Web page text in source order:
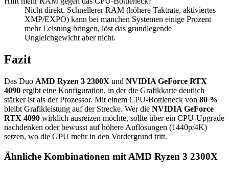
Nicht direkt. Schnellerer RAM (höhere Taktrate, aktiviertes
XMP/EXPO) kann bei manchen Systemen einige Prozent
mehr Leistung bringen, löst das grundlegende
Ungleichgewicht aber nicht.
Fazit
Das Duo AMD Ryzen 3 2300X und NVIDIA GeForce RTX
4090 ergibt eine Konfiguration, in der die Grafikkarte deutlich
stärker ist als der Prozessor. Mit einem CPU-Bottleneck von 80 %
bleibt Grafikleistung auf der Strecke. Wer die NVIDIA GeForce
RTX 4090 wirklich ausreizen möchte, sollte über ein CPU-Upgrade
nachdenken oder bewusst auf höhere Auflösungen (1440p/4K)
setzen, wo die GPU mehr in den Vordergrund tritt.
Ähnliche Kombinationen mit AMD Ryzen 3 2300X